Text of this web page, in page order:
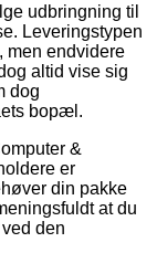
udbringning til
Leveringstypen
men endvidere
altid vise sig
dog
bopæl.
&
er
din pakke
at du
den